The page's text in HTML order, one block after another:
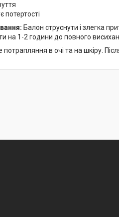
потертості
Балон струснути і злегка
на 1-2 години до повного
в очі та на шкіру.